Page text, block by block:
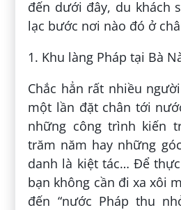
đến dưới đây, du khách
lạc bước nơi nào đó ở
1. Khu làng Pháp tại Bà
Chắc hẳn rất nhiều
một lần đặt chân tới
những công trình kiến
trăm năm hay những
danh là kiệt tác… Để
bạn không cần đi xa xôi
đến “nước Pháp thu